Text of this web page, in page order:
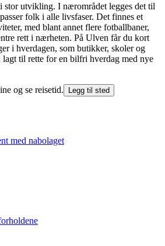
stor utvikling. I nærområdet legges det til
folk i alle livsfaser. Det finnes et
med blant annet flere fotballbaner,
rett i nærheten. På Ulven får du kort
i hverdagen, som butikker, skoler og
lagt til rette for en bilfri hverdag med nye
og se reisetid. Legg til sted
med nabolaget